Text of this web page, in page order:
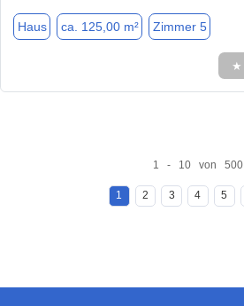
Haus ca. 125,00 m² Zimmer 5
★
1 - 10 von 500
1 2 3 4 5